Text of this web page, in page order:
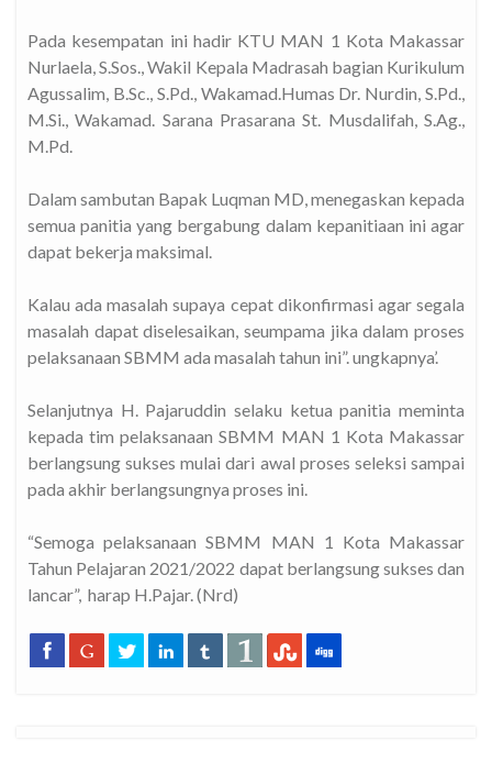
Makassar?
Pada kesempatan ini hadir KTU MAN 1 Kota Makassar
Nurlaela, S.Sos., Wakil Kepala Madrasah bagian Kurikulum
Agussalim, B.Sc., S.Pd., Wakamad.Humas Dr. Nurdin, S.Pd.,
M.Si., Wakamad. Sarana Prasarana St. Musdalifah, S.Ag.,
M.Pd.
Dalam sambutan Bapak Luqman MD, menegaskan kepada
semua panitia yang bergabung dalam kepanitiaan ini agar
dapat bekerja maksimal.
Kalau ada masalah supaya cepat dikonfirmasi agar segala
masalah dapat diselesaikan, seumpama jika dalam proses
pelaksanaan SBMM ada masalah tahun ini”. ungkapnya’.
Selanjutnya H. Pajaruddin selaku ketua panitia meminta
kepada tim pelaksanaan SBMM MAN 1 Kota Makassar
berlangsung sukses mulai dari awal proses seleksi sampai
pada akhir berlangsungnya proses ini.
“Semoga pelaksanaan SBMM MAN 1 Kota Makassar
Tahun Pelajaran 2021/2022 dapat berlangsung sukses dan
lancar”, harap H.Pajar. (Nrd)